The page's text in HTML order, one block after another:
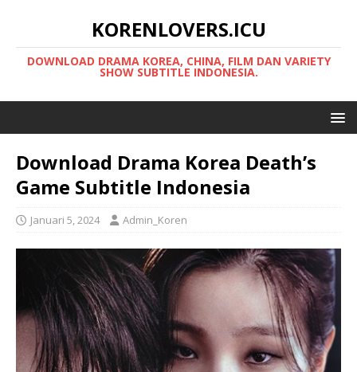
KORENLOVERS.ICU
DOWNLOAD DRAMA KOREA, CHINA, FILM DAN VARIETY
SHOW SUBTITLE INDONESIA.
Download Drama Korea Death’s
Game Subtitle Indonesia
Januari 5, 2024 Admin_Koren